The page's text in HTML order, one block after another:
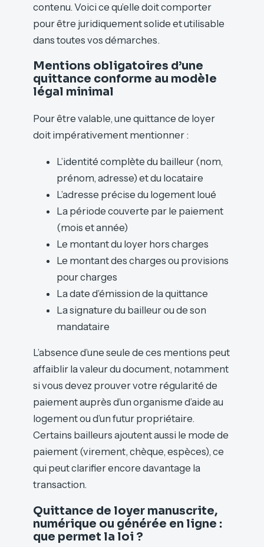
contenu. Voici ce qu’elle doit comporter
pour être juridiquement solide et utilisable
dans toutes vos démarches.
Mentions obligatoires d’une
quittance conforme au modèle
légal minimal
Pour être valable, une quittance de loyer
doit impérativement mentionner :
L’identité complète du bailleur (nom,
prénom, adresse) et du locataire
L’adresse précise du logement loué
La période couverte par le paiement
(mois et année)
Le montant du loyer hors charges
Le montant des charges ou provisions
pour charges
La date d’émission de la quittance
La signature du bailleur ou de son
mandataire
L’absence d’une seule de ces mentions peut
affaiblir la valeur du document, notamment
si vous devez prouver votre régularité de
paiement auprès d’un organisme d’aide au
logement ou d’un futur propriétaire.
Certains bailleurs ajoutent aussi le mode de
paiement (virement, chèque, espèces), ce
qui peut clarifier encore davantage la
transaction.
Quittance de loyer manuscrite,
numérique ou générée en ligne :
que permet la loi ?